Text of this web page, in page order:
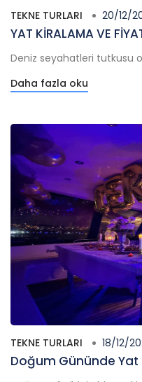
TEKNE TURLARI 20/12/
YAT KİRALAMA VE
Deniz seyahatleri tutkusu
Daha fazla oku
TEKNE TURLARI 18/12/
Doğum Gününde